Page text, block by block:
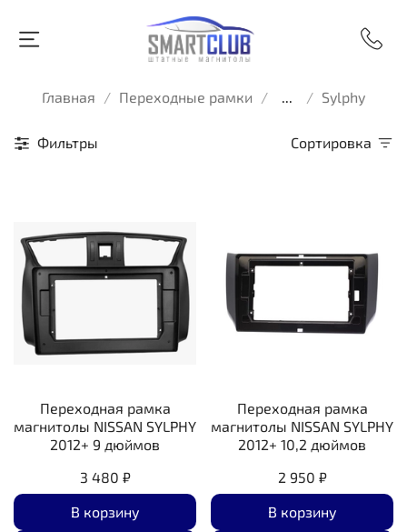
Главная Переходные рамки ... Sylphy
Фильтры Сортировка
Переходная рамка
магнитолы NISSAN SYLPHY
2012+ 9 дюймов
3 480 ₽
В корзину
Переходная рамка
магнитолы NISSAN SYLPHY
2012+ 10,2 дюймов
2 950 ₽
В корзину